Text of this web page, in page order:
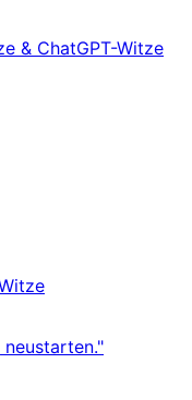
& ChatGPT-Witze